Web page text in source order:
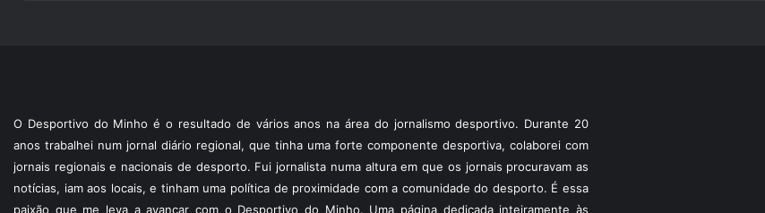
O Desportivo do Minho é o resultado de vários anos na área do jornalismo desportivo. Durante 20
anos trabalhei num jornal diário regional, que tinha uma forte componente desportiva, colaborei com
jornais regionais e nacionais de desporto. Fui jornalista numa altura em que os jornais procuravam as
notícias, iam aos locais, e tinham uma política de proximidade com a comunidade do desporto. É essa
paixão que me leva a avançar com o Desportivo do Minho. Uma página dedicada inteiramente às